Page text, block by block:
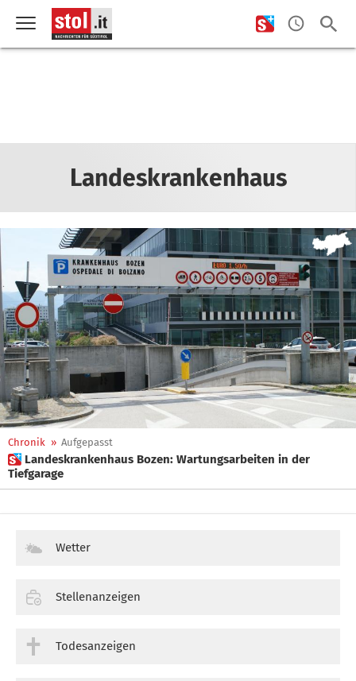
Landeskrankenhaus
Chronik » Aufgepasst
 Landeskrankenhaus Bozen: Wartungsarbeiten in der
Tiefgarage
Wetter
Stellenanzeigen
Todesanzeigen